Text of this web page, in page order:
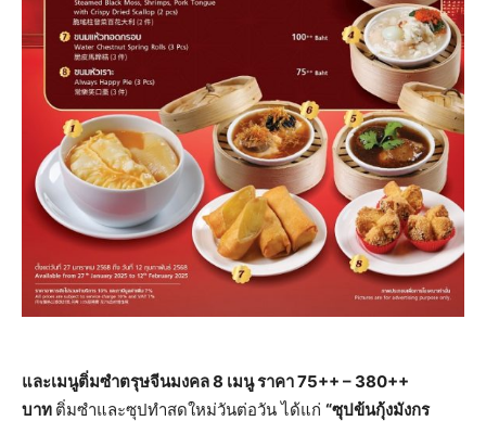
และเมนูติ่มซำตรุษจีนมงคล 8 เมนู ราคา 75++ – 380++
บาท ติ่มซำและซุปทำสดใหม่วันต่อวัน ได้แก่ “ซุปข้นกุ้งมังกร